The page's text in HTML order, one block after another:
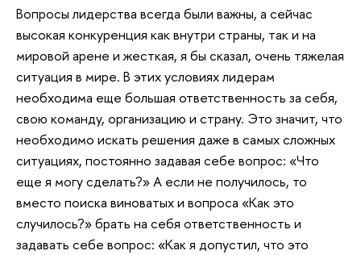
Вопросы лидерства всегда были важны, а сейчас
высокая конкуренция как внутри страны, так и на
мировой арене и жесткая, я бы сказал, очень тяжелая
ситуация в мире. В этих условиях лидерам
необходима еще большая ответственность за себя,
свою команду, организацию и страну. Это значит, что
необходимо искать решения даже в самых сложных
ситуациях, постоянно задавая себе вопрос: «Что
еще я могу сделать?» А если не получилось, то
вместо поиска виноватых и вопроса «Как это
случилось?» брать на себя ответственность и
задавать себе вопрос: «Как я допустил, что это